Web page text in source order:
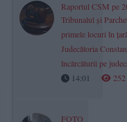
Raportul CSM pe
Tribunalul și
primele locuri în
Judecătoria
încărcăturii pe
14:01
252
FOTO